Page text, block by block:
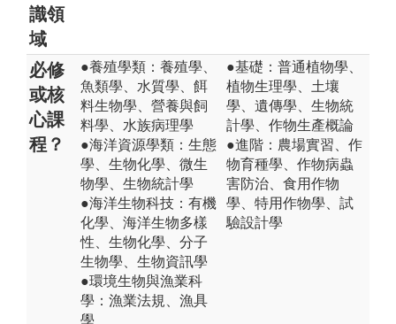
識領
域
必修
或核
心課
程？
●養殖學類：養殖學、
魚類學、水質學、餌
料生物學、營養與飼
料學、水族病理學
●海洋資源學類：生態
學、生物化學、微生
物學、生物統計學
●海洋生物科技：有機
化學、海洋生物多樣
性、生物化學、分子
生物學、生物資訊學
●環境生物與漁業科
學：漁業法規、漁具
學
●基礎：普通植物學、
植物生理學、土壤
學、遺傳學、生物統
計學、作物生產概論
●進階：農場實習、作
物育種學、作物病蟲
害防治、食用作物
學、特用作物學、試
驗設計學